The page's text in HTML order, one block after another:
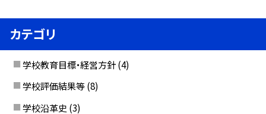
カテゴリ
学校教育目標・経営方針 (4)
学校評価結果等 (8)
学校沿革史 (3)